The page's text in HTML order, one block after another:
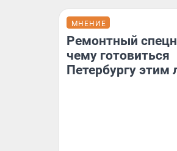
МНЕНИЕ
Ремонтный
чему готовиться
Петербургу этим